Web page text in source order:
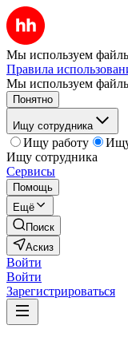
Мы используем файлы
Правила
Мы используем
Понятно
Ищу сотрудника
Ищу работу
Ищу сотрудника
Сервисы
Помощь
Ещё
Поиск
Аскиз
Войти
Войти
Зарегистрироваться